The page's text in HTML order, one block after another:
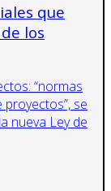
que
los
“normas
se
nueva Ley de